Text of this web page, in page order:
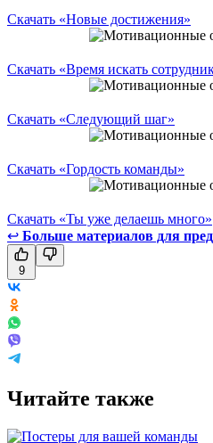
Скачать «Новые достижения»
Скачать «Время искать
Скачать «Следующий шаг»
Скачать «Гордость команды»
Скачать «Ты уже делаешь много»
↩ Больше материалов для
9
Читайте также